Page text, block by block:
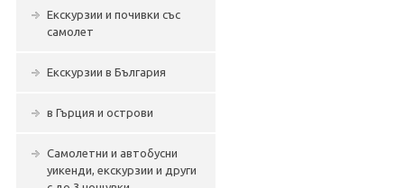
Екскурзии и почивки със
самолет
Екскурзии в България
в Гърция и острови
Самолетни и автобусни
уикенди, екскурзии и други